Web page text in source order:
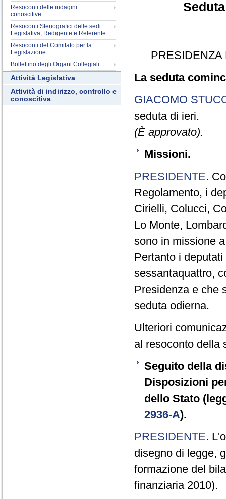
Resoconti delle indagini
conoscitive
Resoconti Stenografici delle sedi
Legislativa, Redigente e Referente
Resoconti del Comitato per la
Legislazione
Bollettino degli Organi Collegiali
Attività Legislativa
Attività di indirizzo, controllo e
conoscitiva
PRESIDENZA
La seduta
GIACOMO
seduta di ieri.
(È approvato).
Missioni.
PRESIDENTE.
Regolamento, i
Cirielli, Colucci,
Lo Monte,
sono in missione
Pertanto i
sessantaquattro,
Presidenza e che
seduta odierna.
Ulteriori
al resoconto della
Seguito della
Disposizioni
dello Stato
2936-A).
PRESIDENTE.
disegno di legge,
formazione del
finanziaria 2010).